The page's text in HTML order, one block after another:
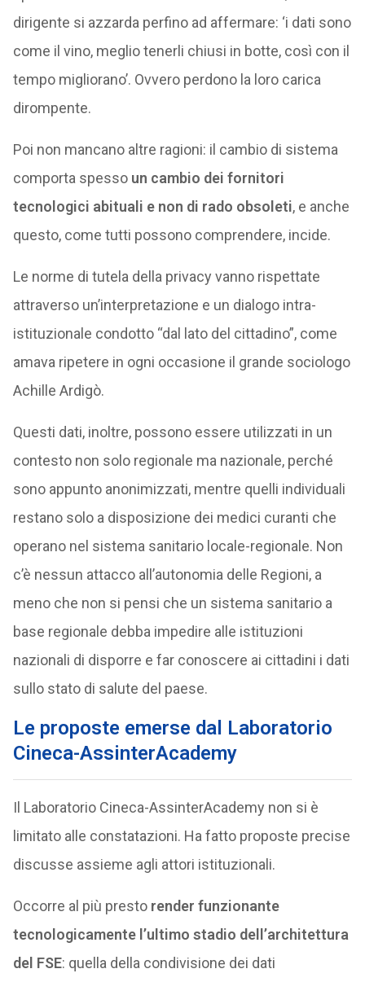
dirigente si azzarda perfino ad affermare: ‘i dati sono
come il vino, meglio tenerli chiusi in botte, così con il
tempo migliorano’. Ovvero perdono la loro carica
dirompente.
Poi non mancano altre ragioni: il cambio di sistema
comporta spesso un cambio dei fornitori
tecnologici abituali e non di rado obsoleti, e anche
questo, come tutti possono comprendere, incide.
Le norme di tutela della privacy vanno rispettate
attraverso un’interpretazione e un dialogo intra-
istituzionale condotto “dal lato del cittadino”, come
amava ripetere in ogni occasione il grande sociologo
Achille Ardigò.
Questi dati, inoltre, possono essere utilizzati in un
contesto non solo regionale ma nazionale, perché
sono appunto anonimizzati, mentre quelli individuali
restano solo a disposizione dei medici curanti che
operano nel sistema sanitario locale-regionale. Non
c’è nessun attacco all’autonomia delle Regioni, a
meno che non si pensi che un sistema sanitario a
base regionale debba impedire alle istituzioni
nazionali di disporre e far conoscere ai cittadini i dati
sullo stato di salute del paese.
Le proposte emerse dal Laboratorio
Cineca-AssinterAcademy
Il Laboratorio Cineca-AssinterAcademy non si è
limitato alle constatazioni. Ha fatto proposte precise
discusse assieme agli attori istituzionali.
Occorre al più presto render funzionante
tecnologicamente l’ultimo stadio dell’architettura
del FSE: quella della condivisione dei dati